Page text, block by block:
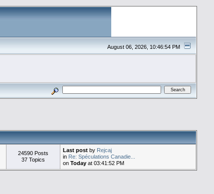
August 06, 2026, 10:46:54 PM
24590 Posts
37 Topics
Last post by Rejcaj
in Re: Spéculations Canadie...
onToday at 03:41:52 PM